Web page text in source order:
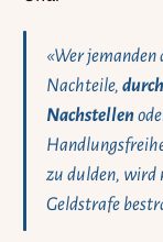
«Wer
Nachteile,
Nachstellen
zu dulden, wird
Geldstrafe